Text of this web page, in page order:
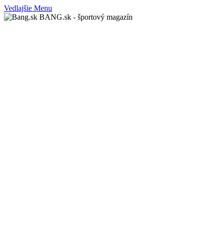
Vedlajšie Menu
BANG.sk - športový magazín